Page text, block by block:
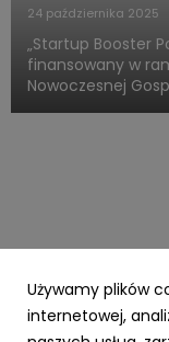
24 października 2025
„Startup Booster
finansowany w
Nowoczesnej
Używamy plików
internetowej,